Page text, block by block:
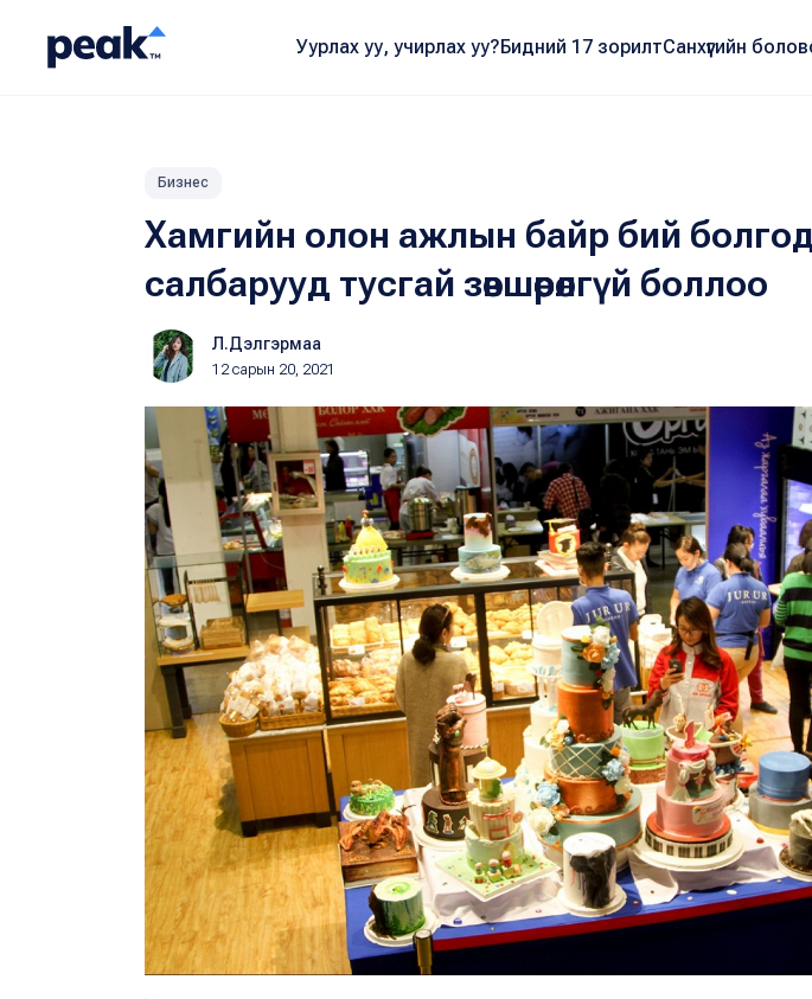
Уурлах уу, учирлах уу?Бидний 17 зорилтСанхүүгийн
Бизнес
Хамгийн олон ажлын байр бий
салбарууд тусгай зөвшөөрөлгүй боллоо
Л.Дэлгэрмаа
12 сарын 20, 2021